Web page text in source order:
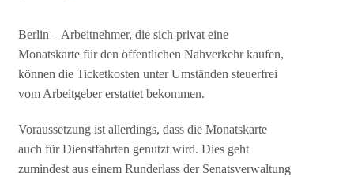
Berlin – Arbeitnehmer, die sich privat eine
Monatskarte für den öffentlichen Nahverkehr kaufen,
können die Ticketkosten unter Umständen steuerfrei
vom Arbeitgeber erstattet bekommen.
Voraussetzung ist allerdings, dass die Monatskarte
auch für Dienstfahrten genutzt wird. Dies geht
zumindest aus einem Runderlass der Senatsverwaltung